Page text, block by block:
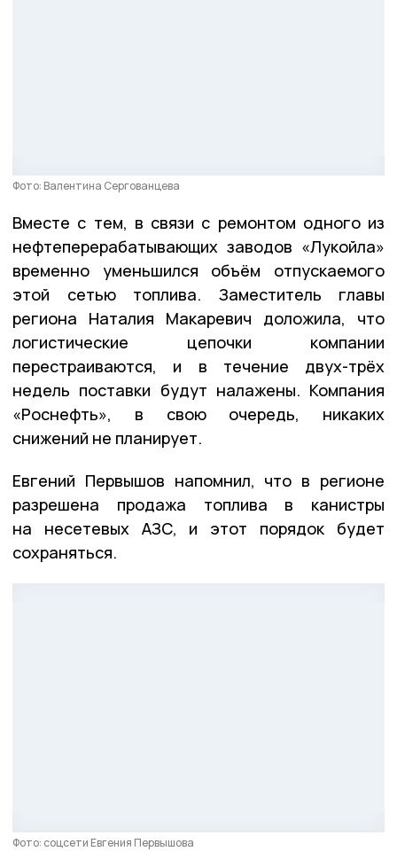
Фото: Валентина Сергованцева
Вместе с тем, в связи с ремонтом одного из
нефтеперерабатывающих заводов «Лукойла»
временно уменьшился объём отпускаемого
этой сетью топлива. Заместитель главы
региона Наталия Макаревич доложила, что
логистические цепочки компании
перестраиваются, и в течение двух-трёх
недель поставки будут налажены. Компания
«Роснефть», в свою очередь, никаких
снижений не планирует.
Евгений Первышов напомнил, что в регионе
разрешена продажа топлива в канистры
на несетевых АЗС, и этот порядок будет
сохраняться.
Фото: соцсети Евгения Первышова